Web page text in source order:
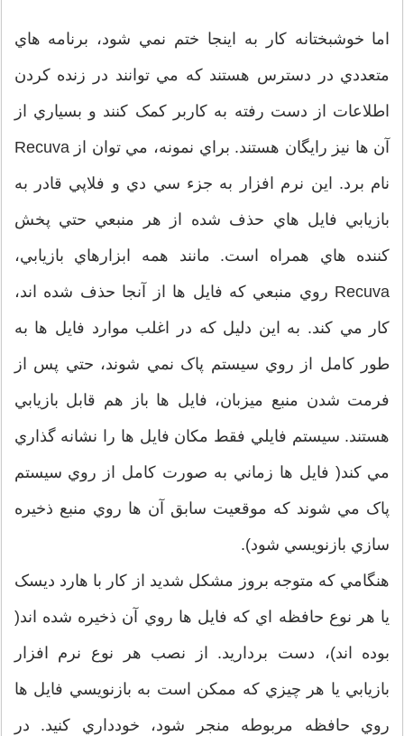
اما خوشبختانه کار به اينجا ختم نمي شود، برنامه هاي
متعددي در دسترس هستند که مي توانند در زنده کردن
اطلاعات از دست رفته به کاربر کمک کنند و بسياري از
آن ها نيز رايگان هستند. براي نمونه، مي توان از Recuva
نام برد. اين نرم افزار به جزء سي دي و فلاپي قادر به
بازيابي فايل هاي حذف شده از هر منبعي حتي پخش
کننده هاي همراه است. مانند همه ابزارهاي بازيابي،
Recuva روي منبعي که فايل ها از آنجا حذف شده اند،
کار مي کند. به اين دليل که در اغلب موارد فايل ها به
طور کامل از روي سيستم پاک نمي شوند، حتي پس از
فرمت شدن منبع ميزبان، فايل ها باز هم قابل بازيابي
هستند. سيستم فايلي فقط مکان فايل ها را نشانه گذاري
مي کند( فايل ها زماني به صورت کامل از روي سيستم
پاک مي شوند که موقعيت سابق آن ها روي منبع ذخيره
سازي بازنويسي شود).
هنگامي که متوجه بروز مشکل شديد از کار با هارد ديسک
يا هر نوع حافظه اي که فايل ها روي آن ذخيره شده اند(
بوده اند)، دست برداريد. از نصب هر نوع نرم افزار
بازيابي يا هر چيزي که ممکن است به بازنويسي فايل ها
روي حافظه مربوطه منجر شود، خودداري کنيد. در